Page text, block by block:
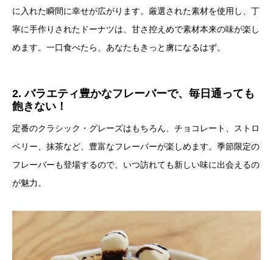
に入れた瞬間に幸せが広がります。厳選された素材を使用し、丁
寧に手作りされたドーナツは、甘さ控えめで素材本来の味が楽し
めます。一口食べたら、あなたもきっと虜になるはず。
2. バラエティ豊かなフレーバーで、毎日通っても
飽きない！
定番のクラシック・グレーズはもちろん、チョコレート、ストロ
ベリー、抹茶など、豊富なフレーバーが楽しめます。季節限定の
フレーバーも登場するので、いつ訪れても新しい味に出会えるの
が魅力。